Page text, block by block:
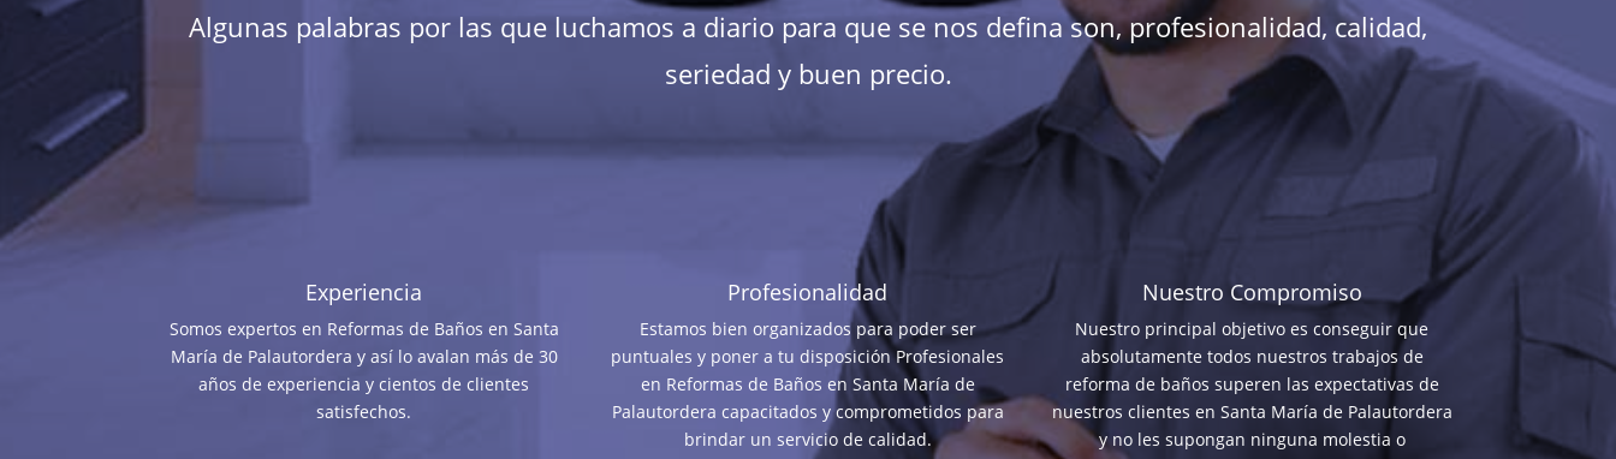
Algunas palabras por las que luchamos a diario para que se nos defina son, profesionalidad, calidad,
seriedad y buen precio.
Experiencia
Somos expertos en Reformas de Baños en Santa
María de Palautordera y así lo avalan más de 30
años de experiencia y cientos de clientes
satisfechos.
Profesionalidad
Estamos bien organizados para poder ser
puntuales y poner a tu disposición Profesionales
en Reformas de Baños en Santa María de
Palautordera capacitados y comprometidos para
brindar un servicio de calidad.
Nuestro Compromiso
Nuestro principal objetivo es conseguir que
absolutamente todos nuestros trabajos de
reforma de baños superen las expectativas de
nuestros clientes en Santa María de Palautordera
y no les supongan ninguna molestia o